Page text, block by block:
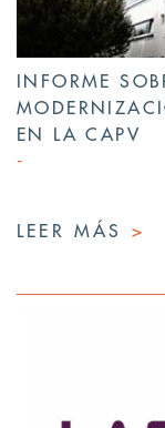
INFORME
EN LA CAPV
LEER MÁS >